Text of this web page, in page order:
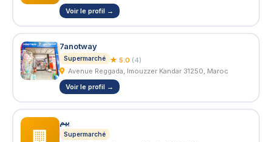
Voir le profil →
7anotway
Supermarché ★ 5.0 (4)
Avenue Reggada, Imouzzer Kandar 31250, Maroc
Voir le profil →
🏢
بيم
Supermarché